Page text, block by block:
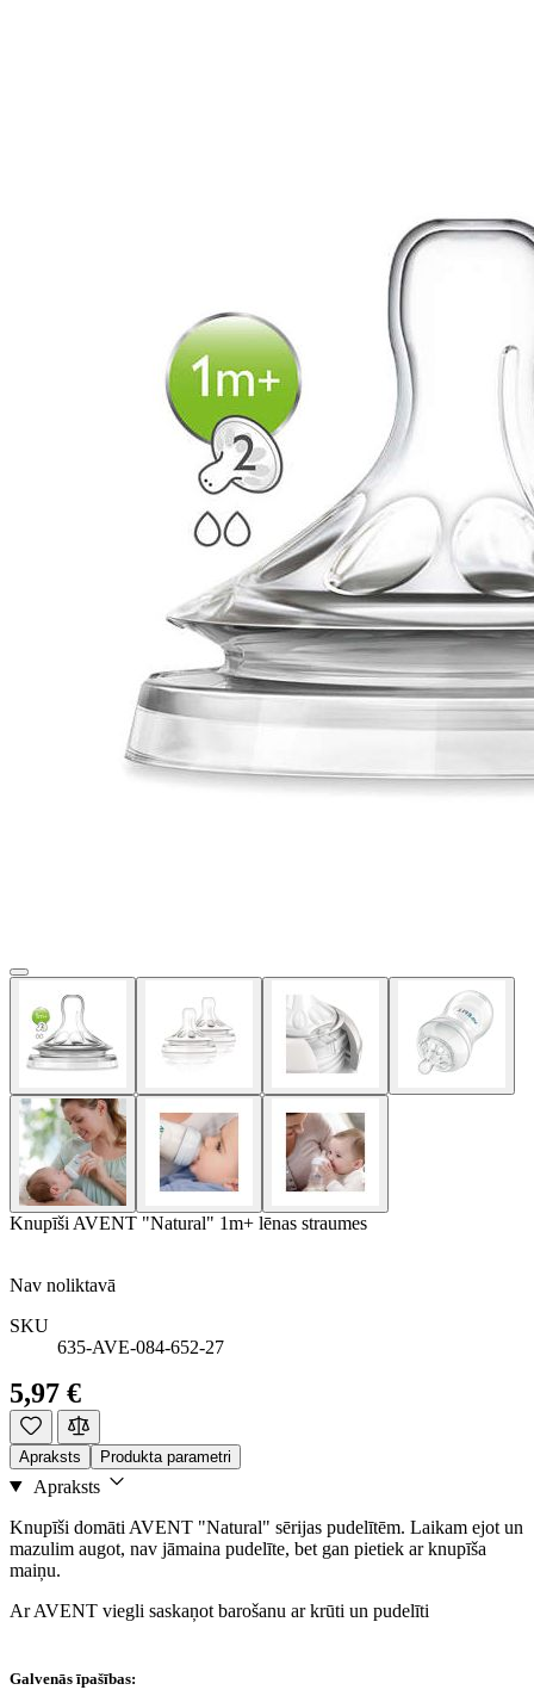
Knupīši AVENT "Natural" 1m+ lēnas straumes
Nav noliktavā
SKU
635-AVE-084-652-27
5,97 €
Apraksts Produkta parametri
Apraksts
Knupīši domāti AVENT "Natural" sērijas pudelītēm. Laikam ejot un
mazulim augot, nav jāmaina pudelīte, bet gan pietiek ar knupīša
maiņu.
Ar AVENT viegli saskaņot barošanu ar krūti un pudelīti
Galvenās īpašības: